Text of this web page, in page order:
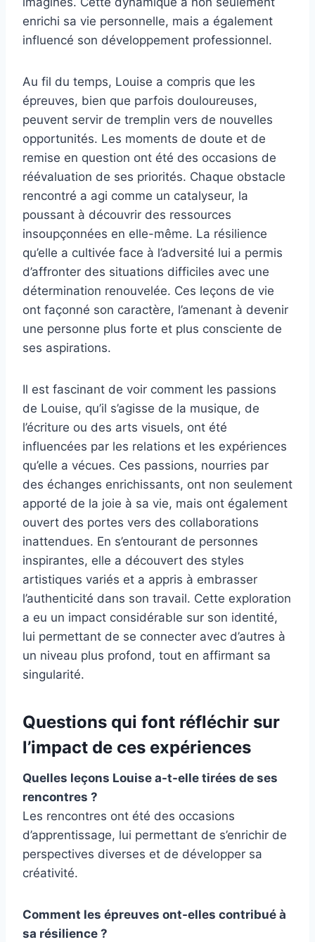
enrichi sa vie personnelle, mais a également
influencé son développement professionnel.
Au fil du temps, Louise a compris que les
épreuves, bien que parfois douloureuses,
peuvent servir de tremplin vers de nouvelles
opportunités. Les moments de doute et de
remise en question ont été des occasions de
réévaluation de ses priorités. Chaque obstacle
rencontré a agi comme un catalyseur, la
poussant à découvrir des ressources
insoupçonnées en elle-même. La résilience
qu’elle a cultivée face à l’adversité lui a permis
d’affronter des situations difficiles avec une
détermination renouvelée. Ces leçons de vie
ont façonné son caractère, l’amenant à devenir
une personne plus forte et plus consciente de
ses aspirations.
Il est fascinant de voir comment les passions
de Louise, qu’il s’agisse de la musique, de
l’écriture ou des arts visuels, ont été
influencées par les relations et les expériences
qu’elle a vécues. Ces passions, nourries par
des échanges enrichissants, ont non seulement
apporté de la joie à sa vie, mais ont également
ouvert des portes vers des collaborations
inattendues. En s’entourant de personnes
inspirantes, elle a découvert des styles
artistiques variés et a appris à embrasser
l’authenticité dans son travail. Cette exploration
a eu un impact considérable sur son identité,
lui permettant de se connecter avec d’autres à
un niveau plus profond, tout en affirmant sa
singularité.
Questions qui font réfléchir sur
l’impact de ces expériences
Quelles leçons Louise a-t-elle tirées de ses
rencontres ?
Les rencontres ont été des occasions
d’apprentissage, lui permettant de s’enrichir de
perspectives diverses et de développer sa
créativité.
Comment les épreuves ont-elles contribué à
sa résilience ?